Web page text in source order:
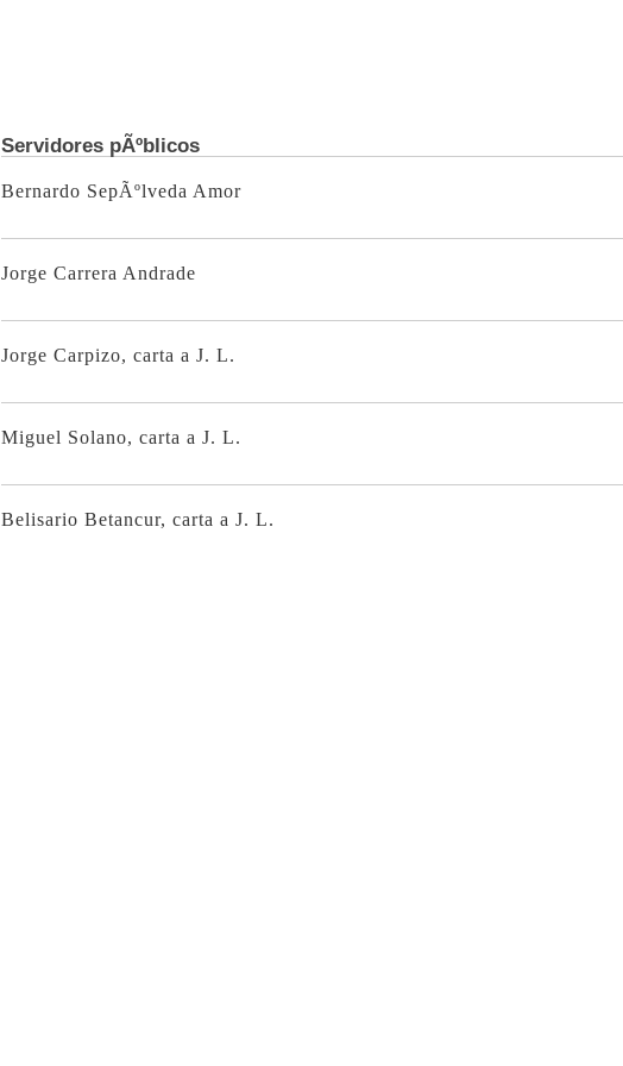
Servidores pÃºblicos
Bernardo SepÃºlveda Amor
Jorge Carrera Andrade
Jorge Carpizo, carta a J. L.
Miguel Solano, carta a J. L.
Belisario Betancur, carta a J. L.